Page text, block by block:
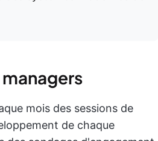
mois des sessions de
de chaque